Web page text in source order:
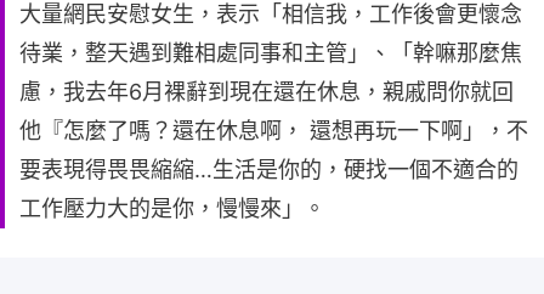
大量網民安慰女生，表示「相信我，工作後會更懷念
待業，整天遇到難相處同事和主管」、「幹嘛那麼焦
慮，我去年6月裸辭到現在還在休息，親戚問你就回
他『怎麼了嗎？還在休息啊， 還想再玩一下啊」，不
要表現得畏畏縮縮…生活是你的，硬找一個不適合的
工作壓力大的是你，慢慢來」。